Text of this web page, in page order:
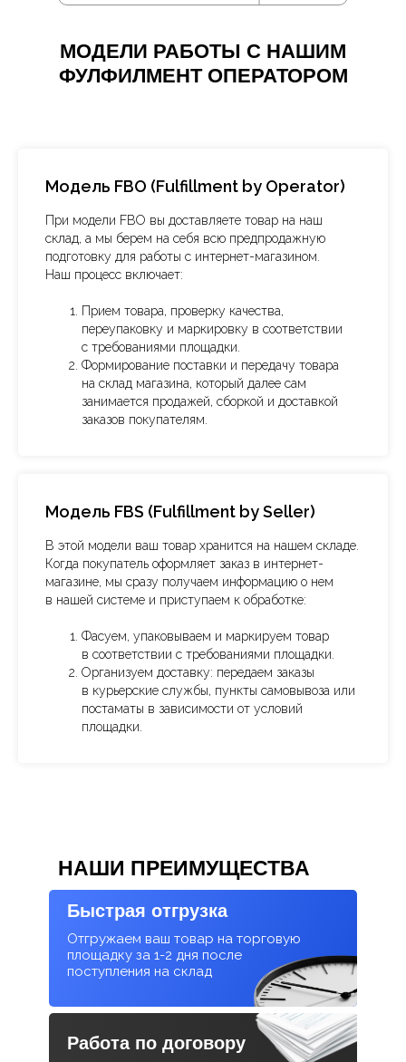
МОДЕЛИ РАБОТЫ С НАШИМ
ФУЛФИЛМЕНТ ОПЕРАТОРОМ
Модель FBO (Fulfillment by Operator)
При модели FBO вы доставляете товар на наш
склад, а мы берем на себя всю предпродажную
подготовку для работы с интернет-магазином.
Наш процесс включает:
Прием товара, проверку качества,
переупаковку и маркировку в соответствии
с требованиями площадки.
Формирование поставки и передачу товара
на склад магазина, который далее сам
занимается продажей, сборкой и доставкой
заказов покупателям.
Модель FBS (Fulfillment by Seller)
В этой модели ваш товар хранится на нашем складе.
Когда покупатель оформляет заказ в интернет-
магазине, мы сразу получаем информацию о нем
в нашей системе и приступаем к обработке:
Фасуем, упаковываем и маркируем товар
в соответствии с требованиями площадки.
Организуем доставку: передаем заказы
в курьерские службы, пункты самовывоза или
постаматы в зависимости от условий
площадки.
НАШИ ПРЕИМУЩЕСТВА
Быстрая отгрузка
Отгружаем ваш товар на торговую
площадку за 1-2 дня после
поступления на склад
Работа по договору